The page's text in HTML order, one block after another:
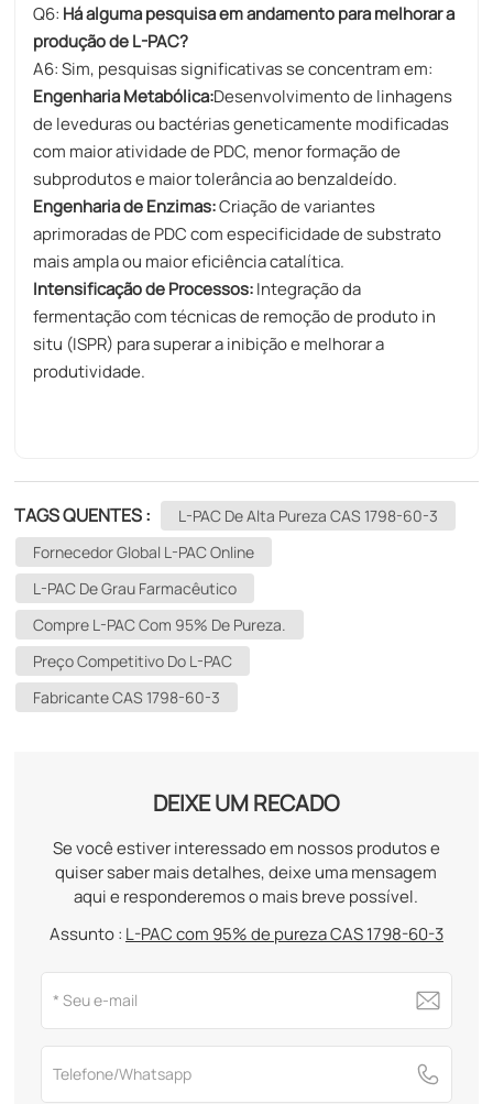
Q6: Há alguma pesquisa em andamento para melhorar a
produção de L-PAC?
A6: Sim, pesquisas significativas se concentram em:
Engenharia Metabólica:Desenvolvimento de linhagens
de leveduras ou bactérias geneticamente modificadas
com maior atividade de PDC, menor formação de
subprodutos e maior tolerância ao benzaldeído.
Engenharia de Enzimas:Criação de variantes
aprimoradas de PDC com especificidade de substrato
mais ampla ou maior eficiência catalítica.
Intensificação de Processos:Integração da
fermentação com técnicas de remoção de produto in
situ (ISPR) para superar a inibição e melhorar a
produtividade.
TAGS QUENTES :
L-PAC De Alta Pureza CAS 1798-60-3
Fornecedor Global L-PAC Online
L-PAC De Grau Farmacêutico
Compre L-PAC Com 95% De Pureza.
Preço Competitivo Do L-PAC
Fabricante CAS 1798-60-3
DEIXE UM RECADO
Se você estiver interessado em nossos produtos e
quiser saber mais detalhes, deixe uma mensagem
aqui e responderemos o mais breve possível.
Assunto : L-PAC com 95% de pureza CAS 1798-60-3